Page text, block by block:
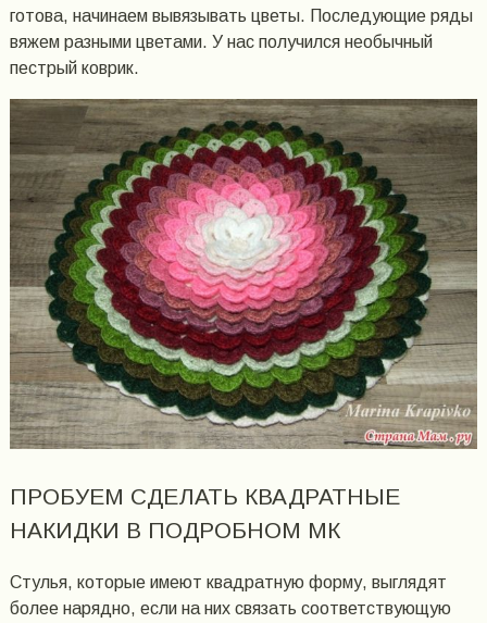
готова, начинаем вывязывать цветы. Последующие ряды
вяжем разными цветами. У нас получился необычный
пестрый коврик.
ПРОБУЕМ СДЕЛАТЬ КВАДРАТНЫЕ
НАКИДКИ В ПОДРОБНОМ МК
Стулья, которые имеют квадратную форму, выглядят
более нарядно, если на них связать соответствующую